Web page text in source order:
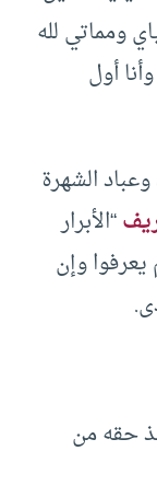
ومماتي لله
أول
الشهرة
“الأبرار
يعرفوا وإن
حقه من